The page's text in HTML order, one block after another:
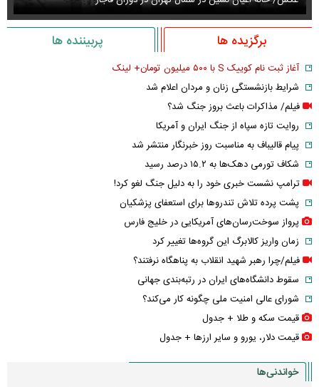
برگزیده ها پربیننده ها
آغاز ثبت نام کوییک S با ۵۰۰ میلیون تومان+ لینک
شرایط بازنشستگی زنان و مردان اعلام شد
فیلم/ مذاکرات باعث بروز جنگ شد؟
روایت تازه سپاه از جنگ ایران و آمریکا
پیام قالیباف به مناسبت روز خبرنگار منتشر شد
شکاف تورمی دهک‌ها به ۱۵.۲ درصد رسید
ترامپ نشست خبری خود را به دلیل جنگ لغو کرد!
پشت پرده تلاش تندروها برای استعفای پزشکیان
پرواز سوخت‌رسان‌های آمریکایی در خلیج فارس
زمان واریز کالابرگ این گروه‌ها تغییر کرد
فیلم/چرا رهبر شهید انقلاب به پناهگاه نرفتند؟
سقوط دانشگاه‌های ایران در رتبه‌بندی جهانی
شورای عالی امنیت ملی چگونه کار می‌کند؟
قیمت سکه و طلا + جدول
قیمت دلار، یورو و سایر ارز‌ها + جدول
خواندنی‌ها